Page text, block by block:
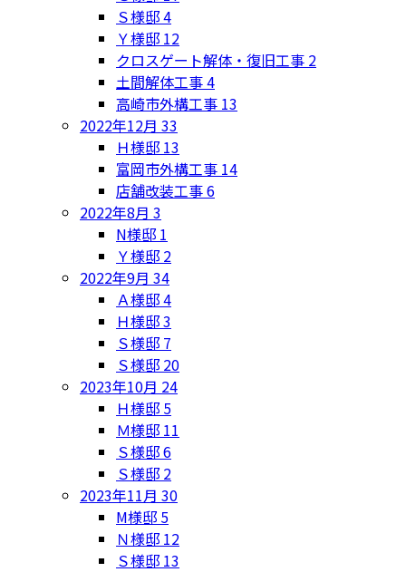
Ｓ様邸4
Ｙ様邸 12
クロスゲート解体・復旧工事 2
土間解体工事4
高崎市外構工事 13
2022年12月 33
Ｈ様邸 13
富岡市外構工事 14
店舗改装工事6
2022年8月 3
N様邸 1
Ｙ様邸 2
2022年9月 34
Ａ様邸4
Ｈ様邸3
Ｓ様邸 7
Ｓ様邸 20
2023年10月 24
Ｈ様邸 5
Ｍ様邸 11
Ｓ様邸6
Ｓ様邸 2
2023年11月 30
M様邸 5
Ｎ様邸 12
Ｓ様邸 13